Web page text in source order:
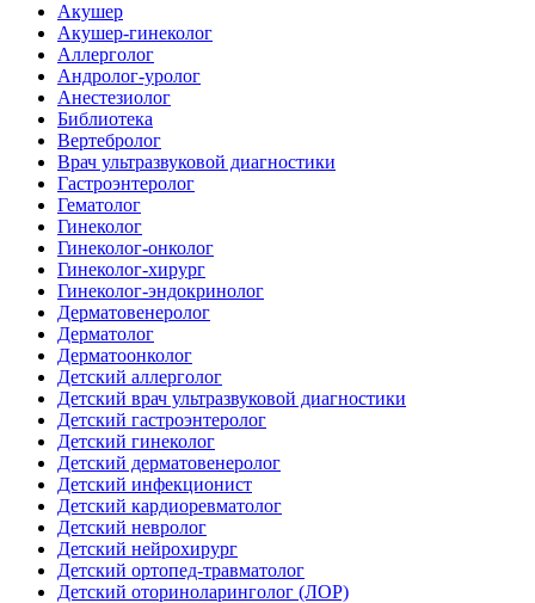
Акушер
Акушер-гинеколог
Аллерголог
Андролог-уролог
Анестезиолог
Библиотека
Вертебролог
Врач ультразвуковой диагностики
Гастроэнтеролог
Гематолог
Гинеколог
Гинеколог-онколог
Гинеколог-хирург
Гинеколог-эндокринолог
Дерматовенеролог
Дерматолог
Дерматоонколог
Детский аллерголог
Детский врач ультразвуковой диагностики
Детский гастроэнтеролог
Детский гинеколог
Детский дерматовенеролог
Детский инфекционист
Детский кардиоревматолог
Детский невролог
Детский нейрохирург
Детский ортопед-травматолог
Детский оториноларинголог (ЛОР)